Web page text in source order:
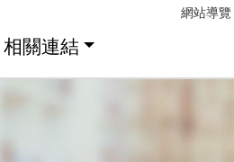
網站導覽
相關連結